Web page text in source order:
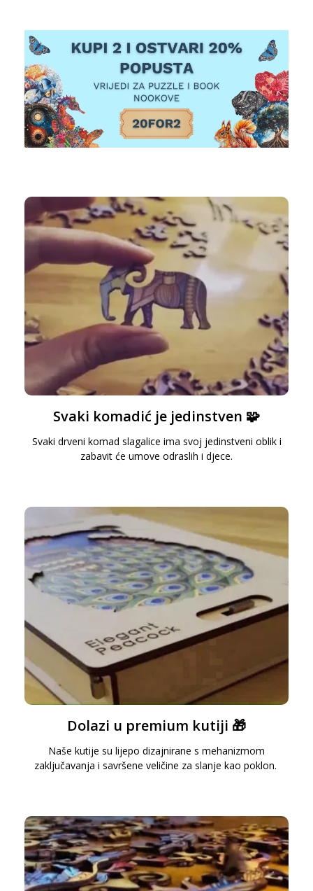
Svaki komadić je jedinstven 🧩
Svaki drveni komad slagalice ima svoj jedinstveni oblik i
zabavit će umove odraslih i djece.
Dolazi u premium kutiji 🎁
Naše kutije su lijepo dizajnirane s mehanizmom
zaključavanja i savršene veličine za slanje kao poklon.